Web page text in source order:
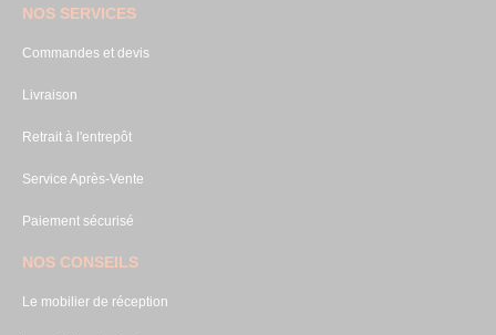
NOS SERVICES
Commandes et devis
Livraison
Retrait à l'entrepôt
Service Après-Vente
Paiement sécurisé
NOS CONSEILS
Le mobilier de réception